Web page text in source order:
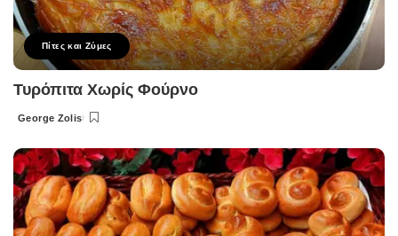
Πίτες και Ζύμες
Τυρόπιτα Χωρίς Φούρνο
Posted
George Zolis